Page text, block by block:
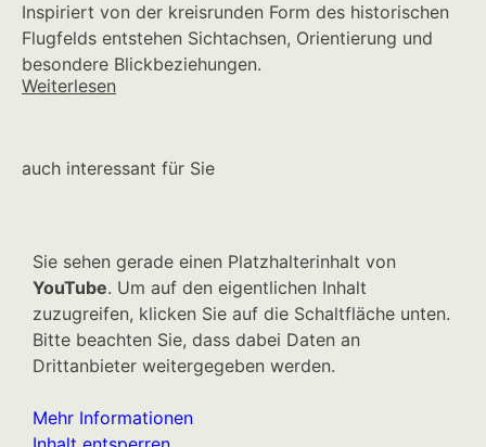
Inspiriert von der kreisrunden Form des historischen
Flugfelds entstehen Sichtachsen, Orientierung und
besondere Blickbeziehungen.
Weiterlesen
auch interessant für Sie
Sie sehen gerade einen Platzhalterinhalt von
YouTube. Um auf den eigentlichen Inhalt
zuzugreifen, klicken Sie auf die Schaltfläche unten.
Bitte beachten Sie, dass dabei Daten an
Drittanbieter weitergegeben werden.
Mehr Informationen